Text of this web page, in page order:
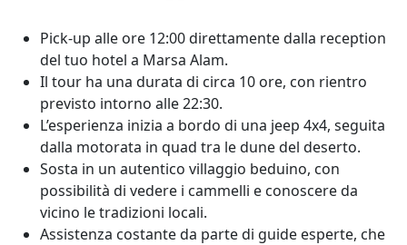
Pick-up alle ore 12:00 direttamente dalla reception
del tuo hotel a Marsa Alam.
Il tour ha una durata di circa 10 ore, con rientro
previsto intorno alle 22:30.
L’esperienza inizia a bordo di una jeep 4x4, seguita
dalla motorata in quad tra le dune del deserto.
Sosta in un autentico villaggio beduino, con
possibilità di vedere i cammelli e conoscere da
vicino le tradizioni locali.
Assistenza costante da parte di guide esperte, che